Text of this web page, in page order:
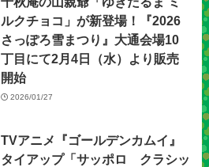
ルクチョコ」が新登場！『2026
さっぽろ雪まつり』大通会場10
丁目にて2月4日（水）より販売
開始
2026/01/27
TVアニメ『ゴールデンカムイ』
タイアップ「サッポロ クラシッ